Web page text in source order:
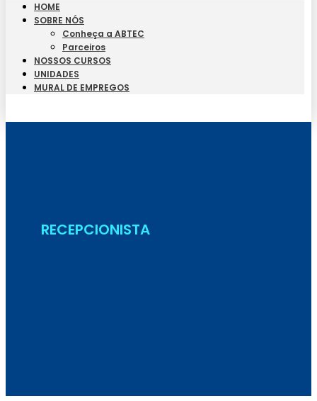
HOME
SOBRE NÓS
Conheça a ABTEC
Parceiros
NOSSOS CURSOS
UNIDADES
MURAL DE EMPREGOS
RECEPCIONISTA